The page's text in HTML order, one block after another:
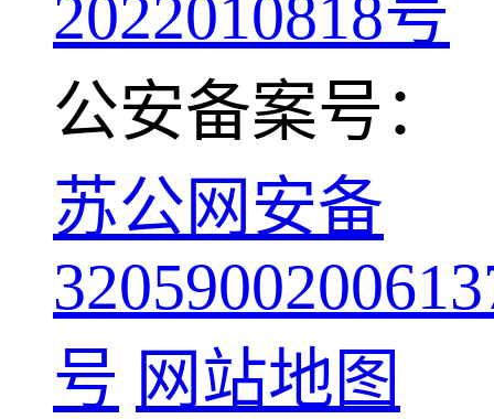
2022010818号
公安备案号：
苏公网安备
号 网站地图